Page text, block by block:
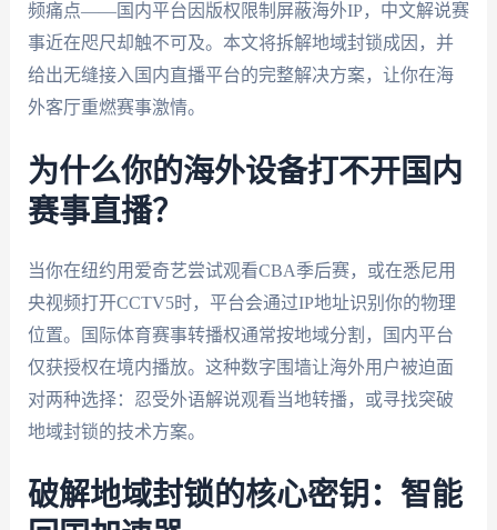
频痛点——国内平台因版权限制屏蔽海外IP，中文解说赛
事近在咫尺却触不可及。本文将拆解地域封锁成因，并
给出无缝接入国内直播平台的完整解决方案，让你在海
外客厅重燃赛事激情。
为什么你的海外设备打不开国内
赛事直播？
当你在纽约用爱奇艺尝试观看CBA季后赛，或在悉尼用
央视频打开CCTV5时，平台会通过IP地址识别你的物理
位置。国际体育赛事转播权通常按地域分割，国内平台
仅获授权在境内播放。这种数字围墙让海外用户被迫面
对两种选择：忍受外语解说观看当地转播，或寻找突破
地域封锁的技术方案。
破解地域封锁的核心密钥：智能